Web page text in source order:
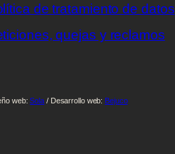
de tratamiento de datos
quejas y reclamos
web:Sola / Desarrollo web: Bejuco